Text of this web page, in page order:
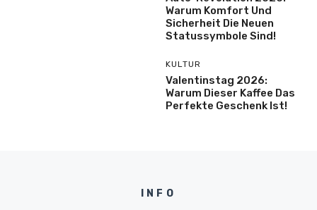
Warum Komfort Und
Sicherheit Die Neuen
Statussymbole Sind!
KULTUR
Valentinstag 2026:
Warum Dieser Kaffee Das
Perfekte Geschenk Ist!
INFO